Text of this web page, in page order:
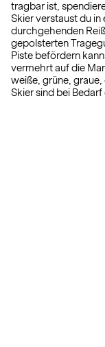
tragbar ist,
Skier verstaust du in
durchgehenden
gepolsterten
Piste befördern
vermehrt auf die
weiße, grüne,
Skier sind bei Bedarf